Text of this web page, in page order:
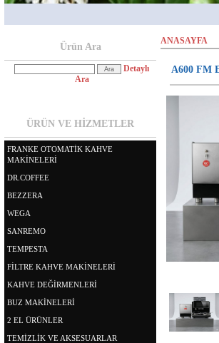
Ürün Ara
Detaylı
Ara
ÜRÜN VE HİZMETLER
FRANKE OTOMATİK KAHVE
MAKİNELERİ
DR.COFFEE
BEZZERA
WEGA
SANREMO
TEMPESTA
FİLTRE KAHVE MAKİNELERİ
KAHVE DEĞİRMENLERİ
BUZ MAKİNELERİ
2 EL ÜRÜNLER
TEMİZLİK VE AKSESUARLAR
ANASAYFA
A600 FM